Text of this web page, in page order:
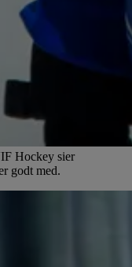
Hockey sier
godt med.